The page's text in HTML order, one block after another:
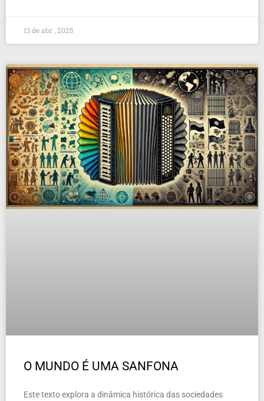
13 de abr , 2025
O MUNDO É UMA SANFONA
Este texto explora a dinâmica histórica das sociedades